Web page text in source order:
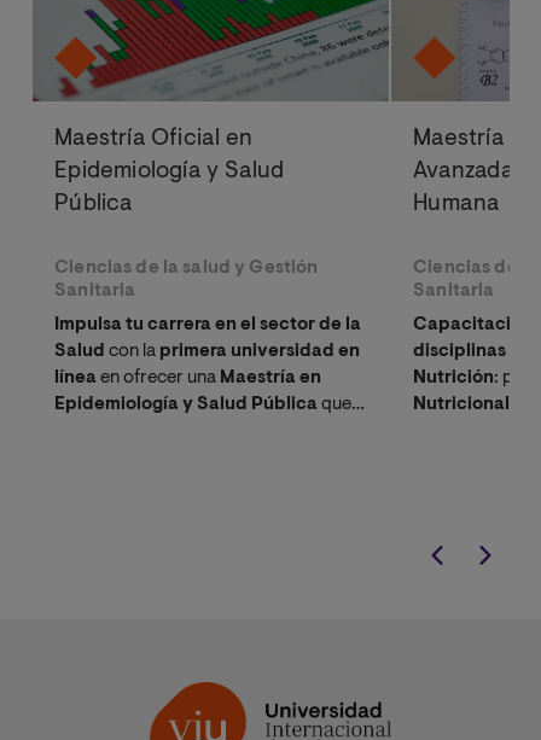
Maestría Oficial en
Epidemiología y Salud
Pública
Ciencias de la salud y Gestión
Sanitaria
Impulsa tu carrera en el sector de la
Salud con la primera universidad en
líneaen ofrecer una Maestría en
Epidemiología y Salud Pública que
Maestría
Avanzadas
Humana
Ciencias de
Sanitaria
Capacitación
disciplinas
Nutrición:
Nutricional,